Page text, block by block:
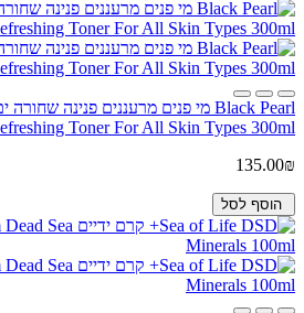
Toner For All Skin Types 300ml
135.00₪
הוסף לסל